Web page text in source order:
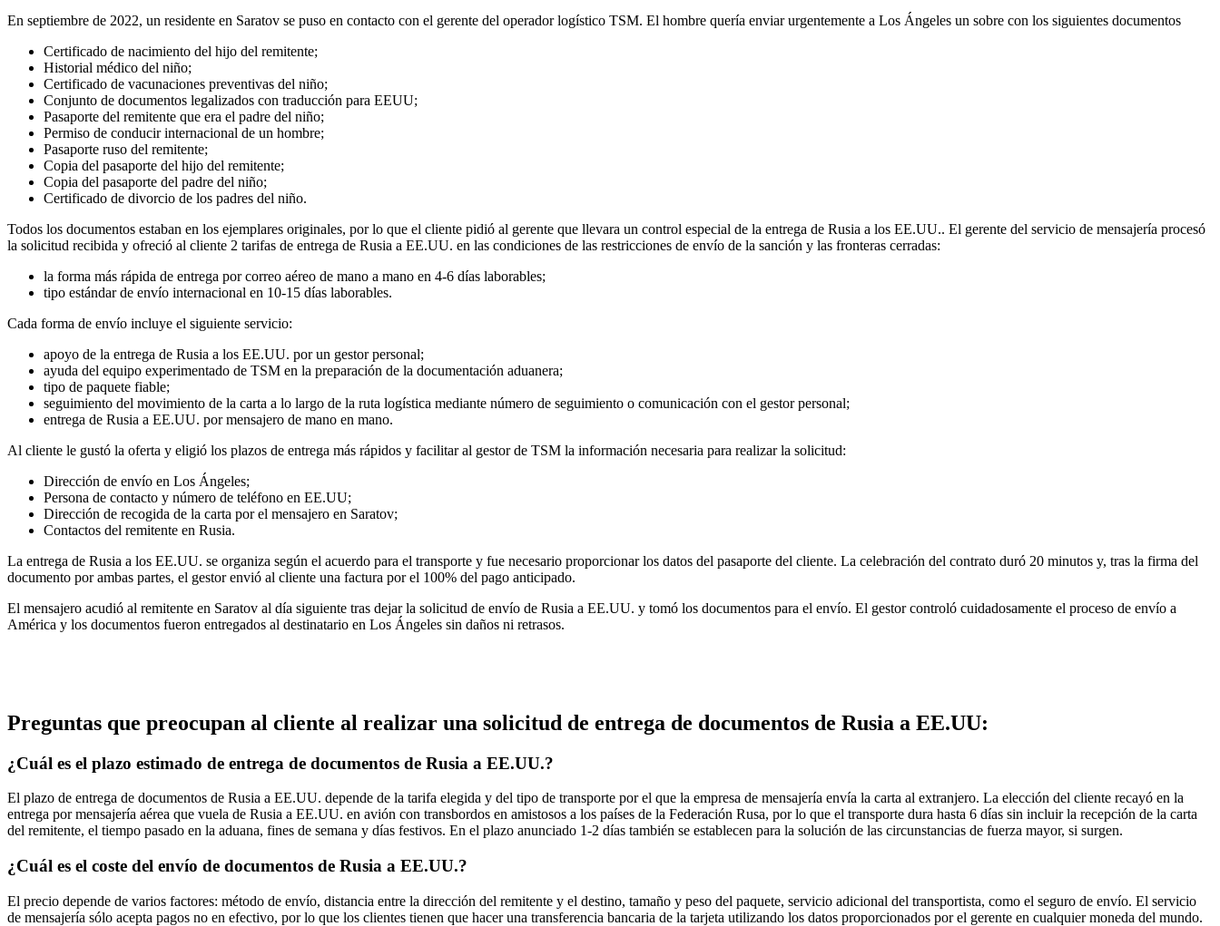
En septiembre de 2022, un residente en Saratov se puso en contacto con el gerente del operador logístico TSM. El hombre quería enviar urgentemente a Los Ángeles un sobre con los siguientes documentos
Certificado de nacimiento del hijo del remitente;
Historial médico del niño;
Certificado de vacunaciones preventivas del niño;
Conjunto de documentos legalizados con traducción para EEUU;
Pasaporte del remitente que era el padre del niño;
Permiso de conducir internacional de un hombre;
Pasaporte ruso del remitente;
Copia del pasaporte del hijo del remitente;
Copia del pasaporte del padre del niño;
Certificado de divorcio de los padres del niño.
Todos los documentos estaban en los ejemplares originales, por lo que el cliente pidió al gerente que llevara un control especial de la entrega de Rusia a los EE.UU.. El gerente del servicio de mensajería procesó
la solicitud recibida y ofreció al cliente 2 tarifas de entrega de Rusia a EE.UU. en las condiciones de las restricciones de envío de la sanción y las fronteras cerradas:
la forma más rápida de entrega por correo aéreo de mano a mano en 4-6 días laborables;
tipo estándar de envío internacional en 10-15 días laborables.
Cada forma de envío incluye el siguiente servicio:
apoyo de la entrega de Rusia a los EE.UU. por un gestor personal;
ayuda del equipo experimentado de TSM en la preparación de la documentación aduanera;
tipo de paquete fiable;
seguimiento del movimiento de la carta a lo largo de la ruta logística mediante número de seguimiento o comunicación con el gestor personal;
entrega de Rusia a EE.UU. por mensajero de mano en mano.
Al cliente le gustó la oferta y eligió los plazos de entrega más rápidos y facilitar al gestor de TSM la información necesaria para realizar la solicitud:
Dirección de envío en Los Ángeles;
Persona de contacto y número de teléfono en EE.UU;
Dirección de recogida de la carta por el mensajero en Saratov;
Contactos del remitente en Rusia.
La entrega de Rusia a los EE.UU. se organiza según el acuerdo para el transporte y fue necesario proporcionar los datos del pasaporte del cliente. La celebración del contrato duró 20 minutos y, tras la firma del
documento por ambas partes, el gestor envió al cliente una factura por el 100% del pago anticipado.
El mensajero acudió al remitente en Saratov al día siguiente tras dejar la solicitud de envío de Rusia a EE.UU. y tomó los documentos para el envío. El gestor controló cuidadosamente el proceso de envío a
América y los documentos fueron entregados al destinatario en Los Ángeles sin daños ni retrasos.
Preguntas que preocupan al cliente al realizar una solicitud de entrega de documentos de Rusia a EE.UU:
¿Cuál es el plazo estimado de entrega de documentos de Rusia a EE.UU.?
El plazo de entrega de documentos de Rusia a EE.UU. depende de la tarifa elegida y del tipo de transporte por el que la empresa de mensajería envía la carta al extranjero. La elección del cliente recayó en la
entrega por mensajería aérea que vuela de Rusia a EE.UU. en avión con transbordos en amistosos a los países de la Federación Rusa, por lo que el transporte dura hasta 6 días sin incluir la recepción de la carta
del remitente, el tiempo pasado en la aduana, fines de semana y días festivos. En el plazo anunciado 1-2 días también se establecen para la solución de las circunstancias de fuerza mayor, si surgen.
¿Cuál es el coste del envío de documentos de Rusia a EE.UU.?
El precio depende de varios factores: método de envío, distancia entre la dirección del remitente y el destino, tamaño y peso del paquete, servicio adicional del transportista, como el seguro de envío. El servicio
de mensajería sólo acepta pagos no en efectivo, por lo que los clientes tienen que hacer una transferencia bancaria de la tarjeta utilizando los datos proporcionados por el gerente en cualquier moneda del mundo.